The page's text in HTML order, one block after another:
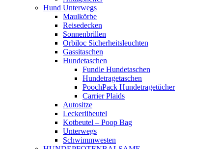
Hund Unterwegs
Maulkörbe
Reisedecken
Sonnenbrillen
Orbiloc Sicherheitsleuchten
Gassitaschen
Hundetaschen
Fundle Hundetaschen
Hundetragetaschen
PoochPack Hundetragetücher
Carrier Plaids
Autositze
Leckerlibeutel
Kotbeutel – Poop Bag
Unterwegs
Schwimmwesten